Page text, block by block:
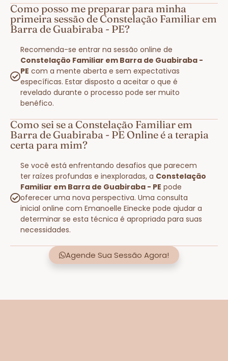
Como posso me preparar para minha
primeira sessão de Constelação Familiar em
Barra de Guabiraba - PE?
Recomenda-se entrar na sessão online de
Constelação Familiar em Barra de Guabiraba -
PE com a mente aberta e sem expectativas
específicas. Estar disposto a aceitar o que é
revelado durante o processo pode ser muito
benéfico.
Como sei se a Constelação Familiar em
Barra de Guabiraba - PE Online é a terapia
certa para mim?
Se você está enfrentando desafios que parecem
ter raízes profundas e inexploradas, a Constelação
Familiar em Barra de Guabiraba - PE pode
oferecer uma nova perspectiva. Uma consulta
inicial online com Emanoelle Einecke pode ajudar a
determinar se esta técnica é apropriada para suas
necessidades.
Agende Sua Sessão Agora!